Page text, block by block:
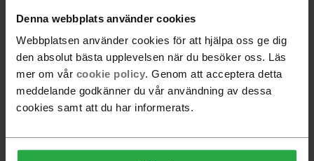
Denna webbplats använder cookies
Webbplatsen använder cookies för att hjälpa oss ge dig
den absolut bästa upplevelsen när du besöker oss. Läs
mer om vår cookie policy. Genom att acceptera detta
meddelande godkänner du vår användning av dessa
cookies samt att du har informerats.
fr. 7 980 SEK
fr. 6 380 SEK